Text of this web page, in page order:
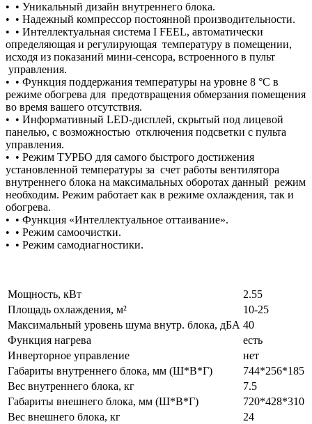
• • Уникальный дизайн внутреннего блока.
• • Надежный компрессор постоянной производительности.
• • Интеллектуальная система I FEEL, автоматически
определяющая и регулирующая температуру в помещении,
исходя из показаний мини-сенсора, встроенного в пульт
управления.
• • Функция поддержания температуры на уровне 8 °С в
режиме обогрева для предотвращения обмерзания помещения
во время вашего отсутствия.
• • Информативный LED-дисплей, скрытый под лицевой
панелью, с возможностью отключения подсветки с пульта
управления.
• • Режим ТУРБО для самого быстрого достижения
установленной температуры за счет работы вентилятора
внутреннего блока на максимальных оборотах данный режим
необходим. Режим работает как в режиме охлаждения, так и
обогрева.
• • Функция «Интеллектуальное оттаивание».
• • Режим самоочистки.
• • Режим самодиагностики.
Мощность, кВт
2.55
Площадь охлаждения, м²
10-25
Максимальный уровень шума внутр. блока, дБА 40
Функция нагрева
есть
Инверторное управление
нет
Габариты внутреннего блока, мм (Ш*В*Г)
744*256*185
Вес внутреннего блока, кг
7.5
Габариты внешнего блока, мм (Ш*В*Г)
720*428*310
Вес внешнего блока, кг
24